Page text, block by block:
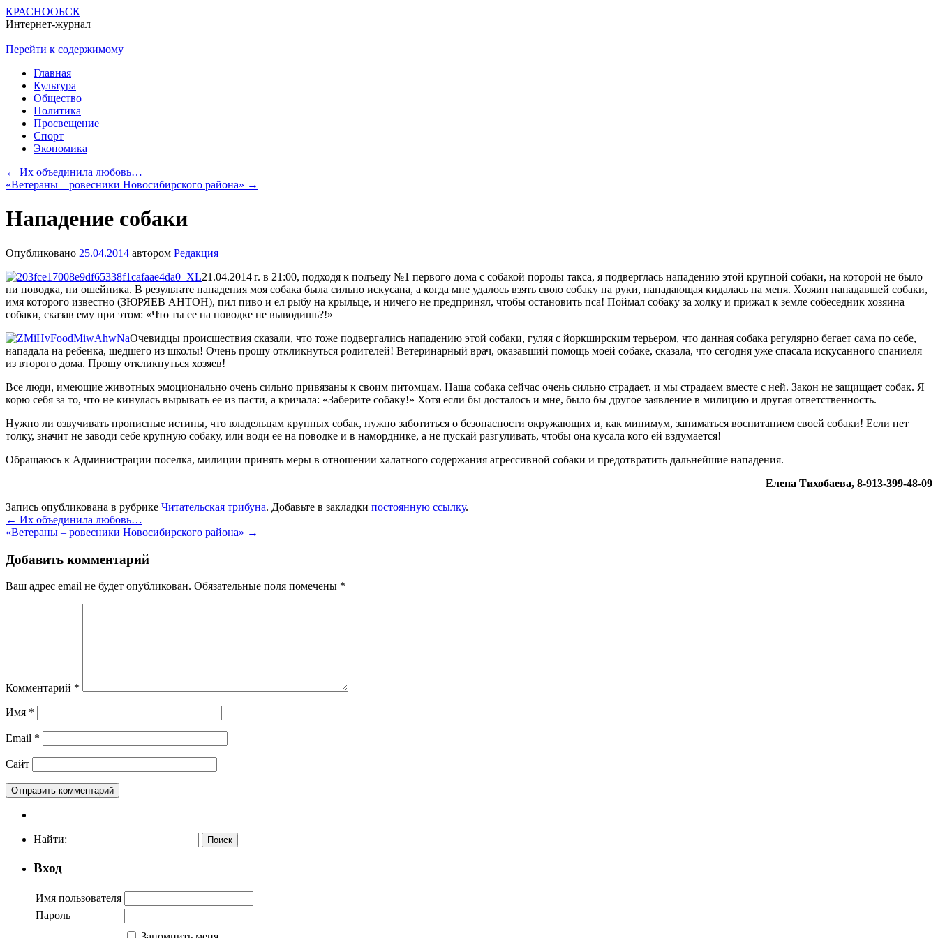
КРАСНООБСК
Интернет-журнал
Перейти к содержимому
Главная
Культура
Общество
Политика
Просвещение
Спорт
Экономика
← Их объединила любовь…
«Ветераны – ровесники Новосибирского района» →
Нападение собаки
Опубликовано 25.04.2014 автором Редакция
21.04.2014 г. в 21:00, подходя к подъеду №1 первого дома с собакой породы такса, я подверглась нападению этой крупной собаки, на которой не было
ни поводка, ни ошейника. В результате нападения моя собака была сильно искусана, а когда мне удалось взять свою собаку на руки, нападающая кидалась на меня. Хозяин нападавшей собаки,
имя которого известно (ЗЮРЯЕВ АНТОН), пил пиво и ел рыбу на крыльце, и ничего не предпринял, чтобы остановить пса! Поймал собаку за холку и прижал к земле собеседник хозяина
собаки, сказав ему при этом: «Что ты ее на поводке не выводишь?!»
Очевидцы происшествия сказали, что тоже подвергались нападению этой собаки, гуляя с йоркширским терьером, что данная собака регулярно бегает сама по себе,
нападала на ребенка, шедшего из школы! Очень прошу откликнуться родителей! Ветеринарный врач, оказавший помощь моей собаке, сказала, что сегодня уже спасала искусанного спаниеля
из второго дома. Прошу откликнуться хозяев!
Все люди, имеющие животных эмоционально очень сильно привязаны к своим питомцам. Наша собака сейчас очень сильно страдает, и мы страдаем вместе с ней. Закон не защищает собак. Я
корю себя за то, что не кинулась вырывать ее из пасти, а кричала: «Заберите собаку!» Хотя если бы досталось и мне, было бы другое заявление в милицию и другая ответственность.
Нужно ли озвучивать прописные истины, что владельцам крупных собак, нужно заботиться о безопасности окружающих и, как минимум, заниматься воспитанием своей собаки! Если нет
толку, значит не заводи себе крупную собаку, или води ее на поводке и в наморднике, а не пускай разгуливать, чтобы она кусала кого ей вздумается!
Обращаюсь к Администрации поселка, милиции принять меры в отношении халатного содержания агрессивной собаки и предотвратить дальнейшие нападения.
Елена Тихобаева, 8-913-399-48-09
Запись опубликована в рубрике Читательская трибуна. Добавьте в закладки постоянную ссылку.
← Их объединила любовь…
«Ветераны – ровесники Новосибирского района» →
Добавить комментарий
Ваш адрес email не будет опубликован. Обязательные поля помечены *
Комментарий *
Имя *
Email *
Сайт
Найти:
Вход
Имя пользователя
Пароль